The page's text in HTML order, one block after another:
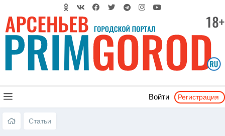
Войти Регистрация
Статьи